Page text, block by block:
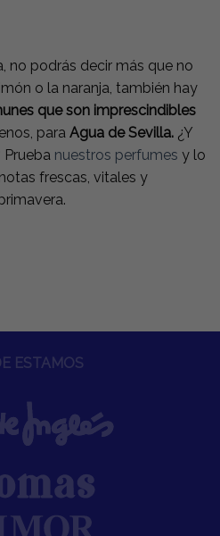
no podrás decir más que no
o la naranja, también hay
que son imprescindibles
para Agua de Sevilla. ¿Y
nuestros perfumes y lo
frescas, vitales y
ESTAMOS